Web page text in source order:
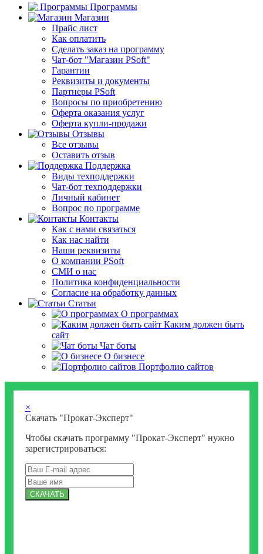
Программы
Магазин
Прайс лист
Как оплатить
Сделать заказ на программу
Чат-бот "Магазин PSoft"
Гарантии
Реквизиты и документы
Партнеры PSoft
Вопросы по приобретению
Оферта оказания услуг
Оферта купли-продажи
Отзывы
Все отзывы
Оставить отзыв
Поддержка
Виды техподдержки
Чат-бот техподдержки
Личный кабинет
Вопрос по программе
Контакты
Как с нами связаться
Как нас найти
Наши реквизиты
О компании PSoft
СМИ о нас
Политика конфиденциальности
Согласие на обработку данных
Статьи
О программах
Каким должен быть
сайт
Чат боты
О бизнесе
Портфолио сайтов
×
Скачать "Прокат-Эксперт"
Чтобы скачать программу "Прокат-Эксперт" нужно
зарегистрироваться:
СКАЧАТЬ